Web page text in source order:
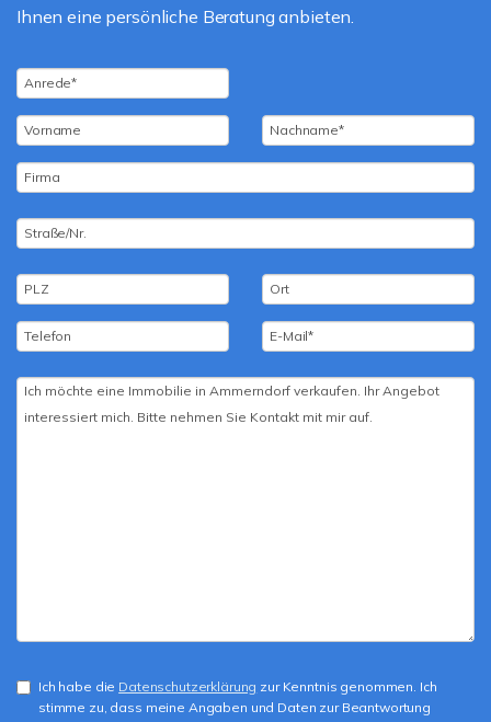
Ihnen eine persönliche Beratung anbieten.
Ich habe die Datenschutzerklärung zur Kenntnis genommen. Ich
stimme zu, dass meine Angaben und Daten zur Beantwortung